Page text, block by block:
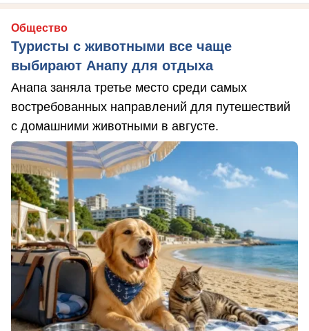
Общество
Туристы с животными все чаще
выбирают Анапу для отдыха
Анапа заняла третье место среди самых
востребованных направлений для путешествий
с домашними животными в августе.